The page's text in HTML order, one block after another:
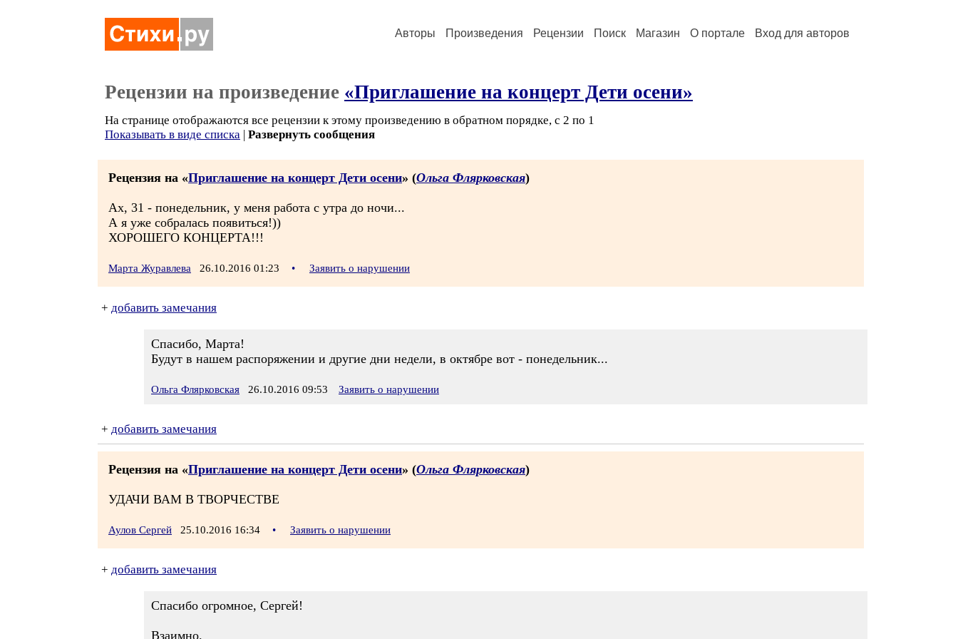
Авторы Произведения Рецензии Поиск Магазин О портале Вход для авторов
Рецензии на произведение «Приглашение на концерт Дети осени»
На странице отображаются все рецензии к этому произведению в обратном порядке, с 2 по 1
Показывать в виде списка | Развернуть сообщения
Рецензия на «Приглашение на концерт Дети осени» (Ольга Флярковская)
Ах, 31 - понедельник, у меня работа с утра до ночи...
А я уже собралась появиться!))
ХОРОШЕГО КОНЦЕРТА!!!
Марта Журавлева 26.10.2016 01:23 • Заявить о нарушении
+ добавить замечания
Спасибо, Марта!
Будут в нашем распоряжении и другие дни недели, в октябре вот - понедельник...
Ольга Флярковская 26.10.2016 09:53 Заявить о нарушении
+ добавить замечания
Рецензия на «Приглашение на концерт Дети осени» (Ольга Флярковская)
УДАЧИ ВАМ В ТВОРЧЕСТВЕ
Аулов Сергей 25.10.2016 16:34 • Заявить о нарушении
+ добавить замечания
Спасибо огромное, Сергей!
Взаимно.